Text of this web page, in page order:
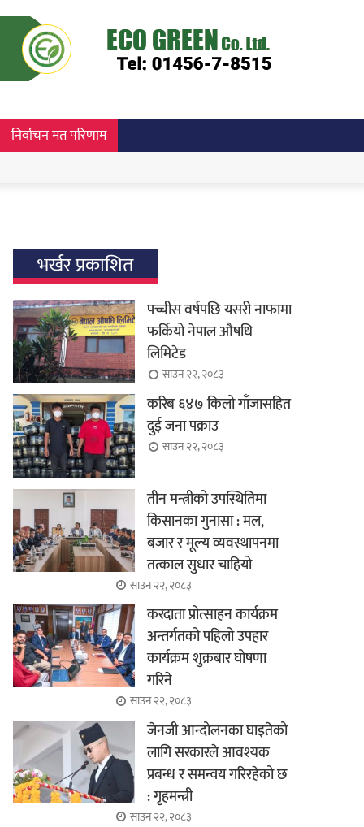
निर्वाचन मत परिणाम
भर्खर प्रकाशित
पच्चीस वर्षपछि यसरी नाफामा
फर्कियो नेपाल औषधि
लिमिटेड
साउन २२, २०८३
करिब ६४७ किलो गाँजासहित
दुई जना पक्राउ
साउन २२, २०८३
तीन मन्त्रीको उपस्थितिमा
किसानका गुनासा : मल,
बजार र मूल्य व्यवस्थापनमा
तत्काल सुधार चाहियो
साउन २२, २०८३
करदाता प्रोत्साहन कार्यक्रम
अन्तर्गतको पहिलो उपहार
कार्यक्रम शुक्रबार घोषणा
गरिने
साउन २२, २०८३
जेनजी आन्दोलनका घाइतेको
लागि सरकारले आवश्यक
प्रबन्ध र समन्वय गरिरहेको छ
: गृहमन्त्री
साउन २२, २०८३